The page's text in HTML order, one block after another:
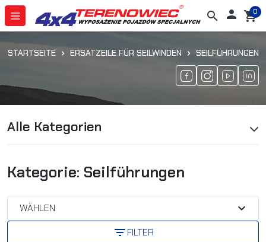
search  shopping_cart
0
STARTSEITE ERSATZEILE FÜR SEILWINDEN SEILFÜHRUNGEN
Alle Kategorien
Kategorie: Seilführungen
WÄHLEN
expand_more
filter_listFILTER